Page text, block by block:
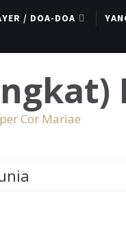
/ DOA-DOA
Cor Mariae